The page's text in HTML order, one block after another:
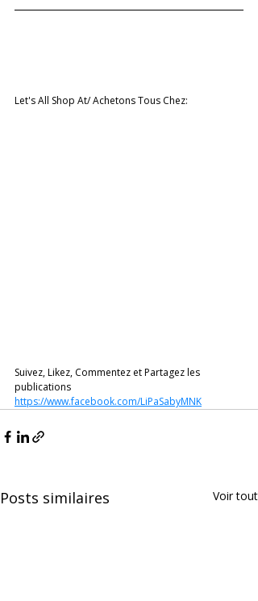
Let's All Shop At/ Achetons Tous Chez:
Suivez, Likez, Commentez et Partagez les
publications
https://www.facebook.com/LiPaSabyMNK
Posts similaires Voir tout